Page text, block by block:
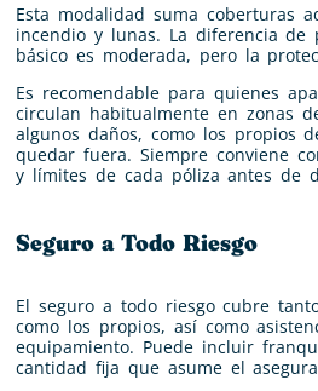
Esta modalidad suma coberturas
incendio y lunas. La diferencia de
básico es moderada, pero la
Es recomendable para quienes
circulan habitualmente en zonas
algunos daños, como los propios
quedar fuera. Siempre conviene
y límites de cada póliza antes de
Seguro a Todo Riesgo
El seguro a todo riesgo cubre
como los propios, así como
equipamiento. Puede incluir
cantidad fija que asume el